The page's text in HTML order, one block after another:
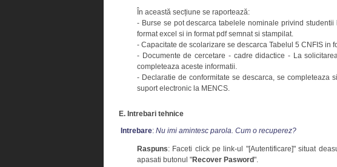
În această secțiune se raportează:
- Burse se pot descarca tabelele nominale privind
format excel si in format pdf semnat si stampilat.
- Capacitate de scolarizare se descarca Tabelul 5 CNFIS in
- Documente de cercetare - cadre didactice - La
completeaza aceste informatii.
- Declaratie de conformitate se descarca, se completeaza
suport electronic la MENCS.
E. Intrebari tehnice
Intrebare: Nu imi amintesc parola. Cum o recuperez?
Raspuns: Faceti click pe link-ul "[Autentificare]" situat
apasati butonul "Recover Pasword".